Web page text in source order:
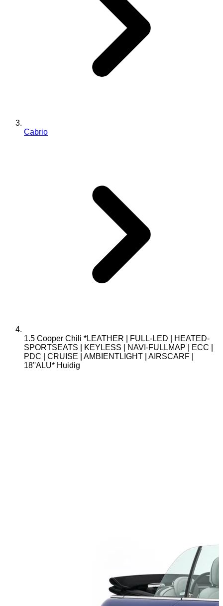
Cabrio
1.5 Cooper Chili *LEATHER | FULL-LED | HEATED-
SPORTSEATS | KEYLESS | NAVI-FULLMAP | ECC |
PDC | CRUISE | AMBIENTLIGHT | AIRSCARF |
18''ALU* Huidig